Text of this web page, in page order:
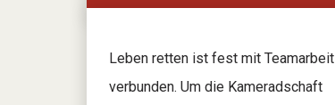
Leben retten ist fest mit Teamarbeit
verbunden. Um die Kameradschaft